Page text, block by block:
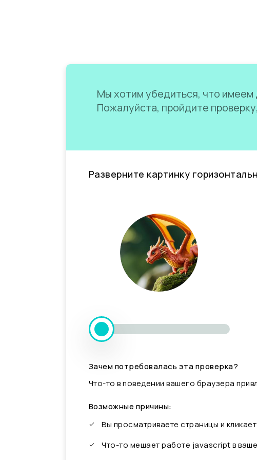
Мы хотим убедиться, что имеем
Пожалуйста, пройдите
Разверните картинку
Зачем потребовалась эта проверка?
Что-то в поведении вашего браузера
Возможные причины:
Вы просматриваете страницы и
Что-то мешает работе javascript в